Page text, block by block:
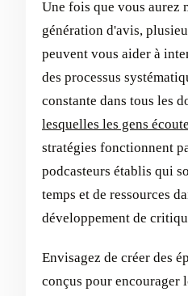
Une fois que vous aurez
génération d'avis,
peuvent vous aider à
des processus
constante dans tous les
lesquelles les gens
stratégies fonctionnent
podcasteurs établis qui
temps et de ressources
développement de
Envisagez de créer des
conçus pour encourager